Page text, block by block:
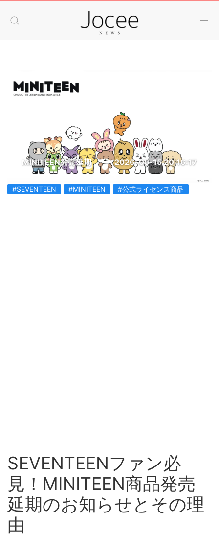
MINITEEN発売延期 2026-05-15 20:16:17
#SEVENTEEN #MINITEEN #公式ライセンス商品
SEVENTEENファン必
見！MINITEEN商品発売
延期のお知らせとその理
由